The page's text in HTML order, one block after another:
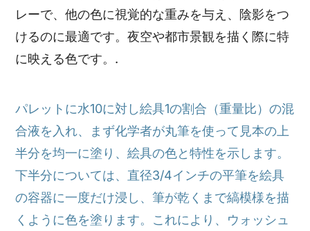
レーで、他の色に視覚的な重みを与え、陰影をつ
けるのに最適です。夜空や都市景観を描く際に特
に映える色です。.
パレットに水10に対し絵具1の割合（重量比）の混
合液を入れ、まず化学者が丸筆を使って見本の上
半分を均一に塗り、絵具の色と特性を示します。
下半分については、直径3/4インチの平筆を絵具
の容器に一度だけ浸し、筆が乾くまで縞模様を描
くように色を塗ります。これにより、ウォッシュ